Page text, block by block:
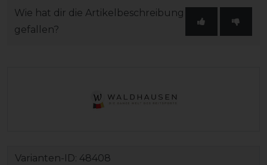
Wie hat dir die Artikelbeschreibung
gefallen?
Varianten-ID: 48408